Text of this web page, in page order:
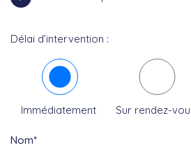
Délai d’intervention :
Immédiatement Sur rendez-
Nom*